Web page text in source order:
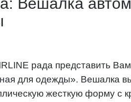
рада представить
для одежды». Вешалка
жесткую форму с